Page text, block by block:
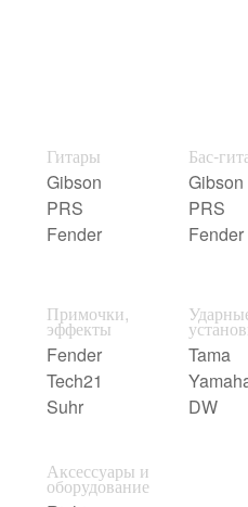
Гитары
Gibson
PRS
Fender
Бас-
Gibson
PRS
Fender
Примочки,
эффекты
Fender
Tech21
Suhr
Tama
DW
Аксессуары и
оборудование